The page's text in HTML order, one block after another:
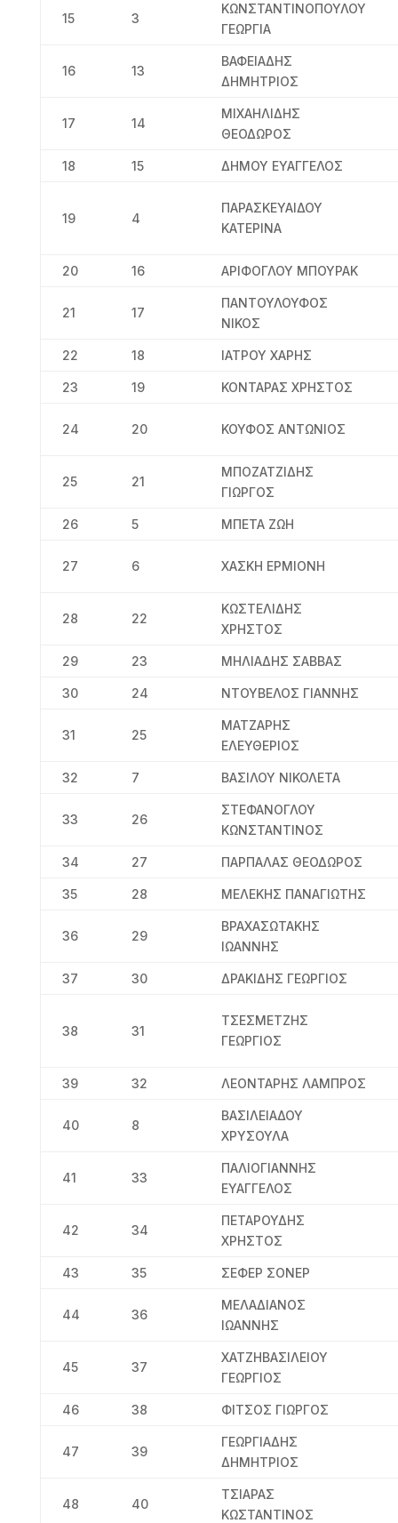
15 3
ΚΩΝΣΤΑΝΤΙΝΟΠΟΥΛΟΥ
ΓΕΩΡΓΙΑ
16 13
ΒΑΦΕΙΑΔΗΣ
ΔΗΜΗΤΡΙΟΣ
17 14
ΜΙΧΑΗΛΙΔΗΣ
ΘΕΟΔΩΡΟΣ
18 15 ΔΗΜΟΥ ΕΥΑΓΓΕΛΟΣ
19 4
ΠΑΡΑΣΚΕΥΑΙΔΟΥ
ΚΑΤΕΡΙΝΑ
20 16 ΑΡΙΦΟΓΛΟΥ ΜΠΟΥΡΑΚ
21 17
ΠΑΝΤΟΥΛΟΥΦΟΣ
ΝΙΚΟΣ
22 18 ΙΑΤΡΟΥ ΧΑΡΗΣ
23 19 ΚΟΝΤΑΡΑΣ ΧΡΗΣΤΟΣ
24 20 ΚΟΥΦΟΣ ΑΝΤΩΝΙΟΣ
25 21
ΜΠΟΖΑΤΖΙΔΗΣ
ΓΙΩΡΓΟΣ
26 5 ΜΠΕΤΑ ΖΩΗ
27 6 ΧΑΣΚΗ ΕΡΜΙΟΝΗ
28 22
ΚΩΣΤΕΛΙΔΗΣ
ΧΡΗΣΤΟΣ
29 23 ΜΗΛΙΑΔΗΣ ΣΑΒΒΑΣ
30 24 ΝΤΟΥΒΕΛΟΣ ΓΙΑΝΝΗΣ
31 25
ΜΑΤΖΑΡΗΣ
ΕΛΕΥΘΕΡΙΟΣ
32 7 ΒΑΣΙΛΟΥ ΝΙΚΟΛΕΤΑ
33 26
ΣΤΕΦΑΝΟΓΛΟΥ
ΚΩΝΣΤΑΝΤΙΝΟΣ
34 27 ΠΑΡΠΑΛΑΣ ΘΕΟΔΩΡΟΣ
35 28 ΜΕΛΕΚΗΣ ΠΑΝΑΓΙΩΤΗΣ
36 29
ΒΡΑΧΑΣΩΤΑΚΗΣ
ΙΩΑΝΝΗΣ
37 30 ΔΡΑΚΙΔΗΣ ΓΕΩΡΓΙΟΣ
38 31
ΤΣΕΣΜΕΤΖΗΣ
ΓΕΩΡΓΙΟΣ
39 32 ΛΕΟΝΤΑΡΗΣ ΛΑΜΠΡΟΣ
40 8
ΒΑΣΙΛΕΙΑΔΟΥ
ΧΡΥΣΟΥΛΑ
41 33
ΠΑΛΙΟΓΙΑΝΝΗΣ
ΕΥΑΓΓΕΛΟΣ
42 34
ΠΕΤΑΡΟΥΔΗΣ
ΧΡΗΣΤΟΣ
43 35 ΣΕΦΕΡ ΣΟΝΕΡ
44 36
ΜΕΛΑΔΙΑΝΟΣ
ΙΩΑΝΝΗΣ
45 37
ΧΑΤΖΗΒΑΣΙΛΕΙΟΥ
ΓΕΩΡΓΙΟΣ
46 38 ΦΙΤΣΟΣ ΓΙΩΡΓΟΣ
47 39
ΓΕΩΡΓΙΑΔΗΣ
ΔΗΜΗΤΡΙΟΣ
48 40
TΣΙΑΡΑΣ
ΚΩΣΤΑΝΤΙΝΟΣ